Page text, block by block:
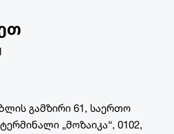
გამზირი 61, საერთო
„მოზაიკა“, 0102,